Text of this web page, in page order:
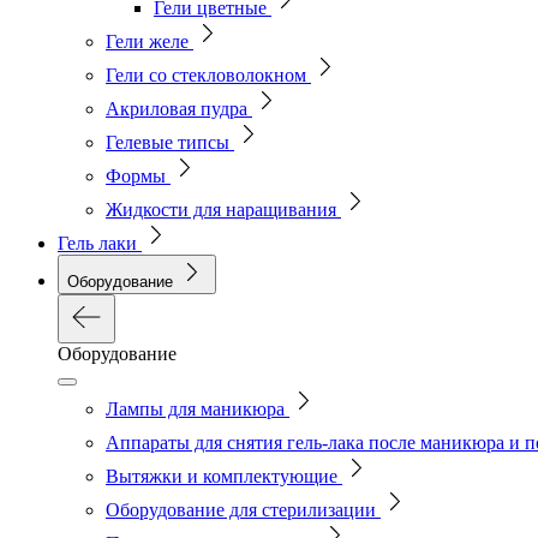
Гели цветные
Гели желе
Гели со стекловолокном
Акриловая пудра
Гелевые типсы
Формы
Жидкости для наращивания
Гель лаки
Оборудование
Оборудование
Лампы для маникюра
Аппараты для снятия гель-лака после маникюра и
Вытяжки и комплектующие
Оборудование для стерилизации